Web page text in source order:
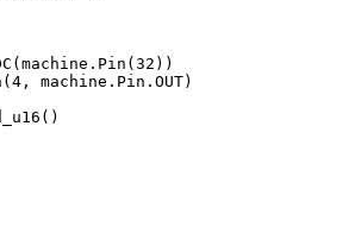
machine.Pin.OUT)